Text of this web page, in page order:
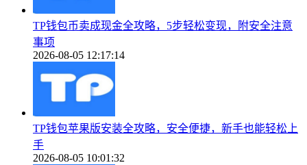
TP钱包币卖成现金全攻略，5步轻松变现，附安全注意
事项
2026-08-05 12:17:14
TP钱包苹果版安装全攻略，安全便捷，新手也能轻松上
手
2026-08-05 10:01:32